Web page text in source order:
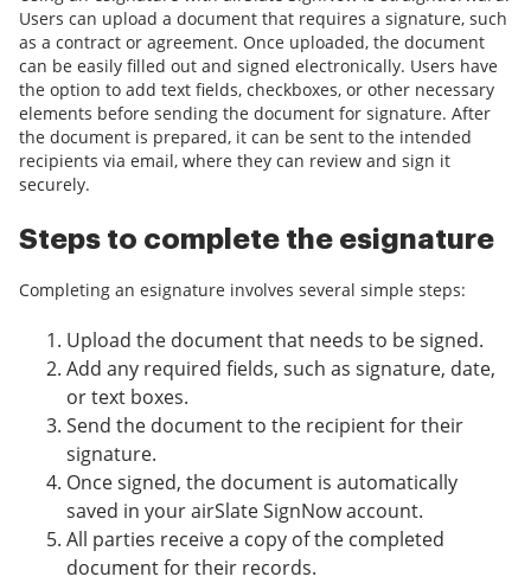
Users can upload a document that requires a signature, such
as a contract or agreement. Once uploaded, the document
can be easily filled out and signed electronically. Users have
the option to add text fields, checkboxes, or other necessary
elements before sending the document for signature. After
the document is prepared, it can be sent to the intended
recipients via email, where they can review and sign it
securely.
Steps to complete the esignature
Completing an esignature involves several simple steps:
Upload the document that needs to be signed.
Add any required fields, such as signature, date,
or text boxes.
Send the document to the recipient for their
signature.
Once signed, the document is automatically
saved in your airSlate SignNow account.
All parties receive a copy of the completed
document for their records.